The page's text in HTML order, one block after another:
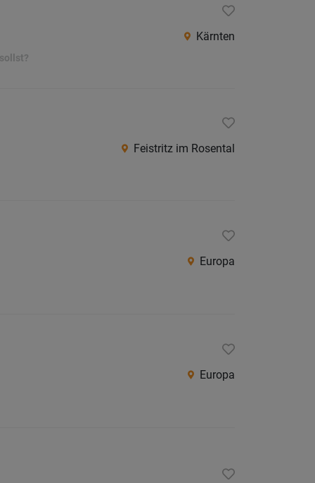
Kärnten
Feistritz im Rosental
Europa
Europa